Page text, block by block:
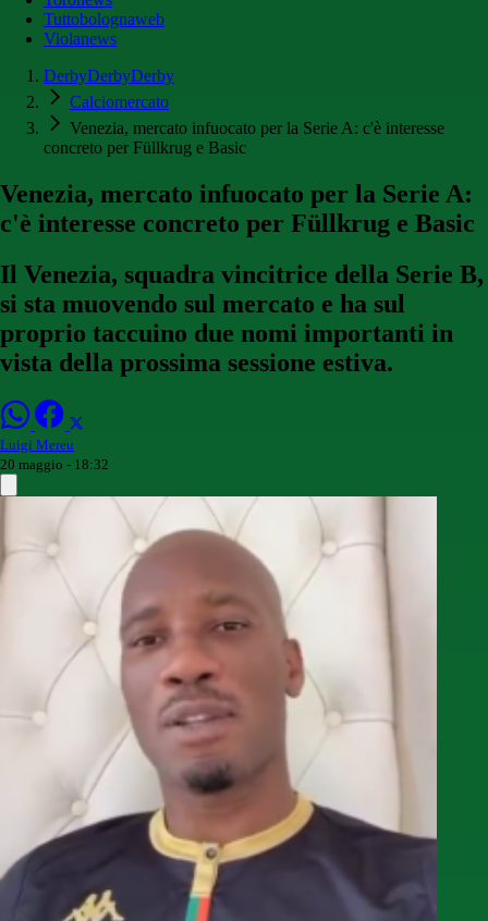
Tuttobolognaweb
Violanews
DerbyDerbyDerby
Calciomercato
Venezia, mercato infuocato per la Serie A: c'è interesse
concreto per Füllkrug e Basic
Venezia, mercato infuocato per la Serie A:
c'è interesse concreto per Füllkrug e Basic
Il Venezia, squadra vincitrice della Serie B,
si sta muovendo sul mercato e ha sul
proprio taccuino due nomi importanti in
vista della prossima sessione estiva.
Luigi Mereu
20 maggio - 18:32